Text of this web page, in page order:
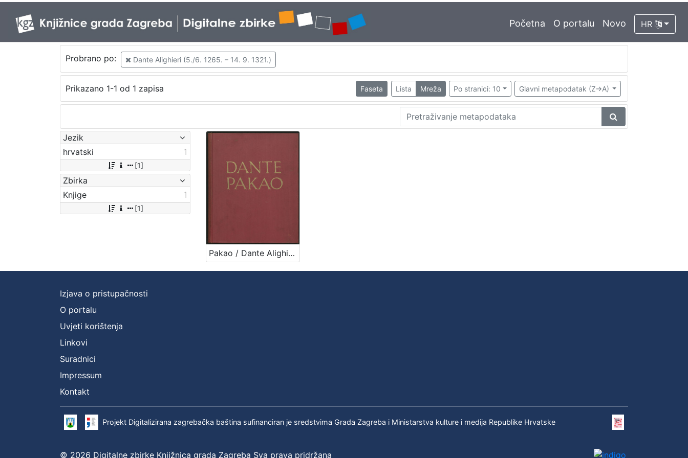
Početna O portalu Novo HR
Probrano po: Dante Alighieri (5./6. 1265. – 14. 9. 1321.)
Prikazano 1-1 od 1 zapisa Faseta Lista Mreža Po stranici: 10 Glavni metapodatak (Z->A)
Jezik
hrvatski
1
[1]
Zbirka
Knjige
1
[1]
Pakao / Dante Alighieri ; preveo i protumačio Izidor Kršnjavi ; urešeno s 32 slike Mirka Račkoga
Izjava o pristupačnosti
O portalu
Uvjeti korištenja
Linkovi
Suradnici
Impressum
Kontakt
Projekt Digitalizirana zagrebačka baština sufinanciran je sredstvima Grada Zagreba i Ministarstva kulture i medija Republike Hrvatske
© 2026 Digitalne zbirke Knjižnica grada Zagreba Sva prava pridržana